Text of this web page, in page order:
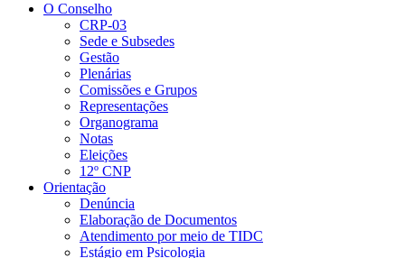
O Conselho
CRP-03
Sede e Subsedes
Gestão
Plenárias
Comissões e Grupos
Representações
Organograma
Notas
Eleições
12º CNP
Orientação
Denúncia
Elaboração de Documentos
Atendimento por meio de TIDC
Estágio em Psicologia